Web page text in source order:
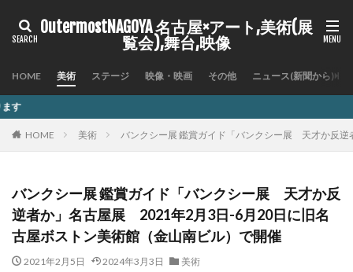
OutermostNAGOYA 名古屋×アート,美術(展
覧会),舞台,映像
HOME 美術 ステージ 映像・映画 その他 ニュース(新聞から)
HOME 美術 バンクシー展 鑑賞ガイド「バンクシー展 天才か反
バンクシー展 鑑賞ガイド「バンクシー展 天才か反
逆者か」名古屋展 2021年2月3日-6月20日に旧名
古屋ボストン美術館（金山南ビル）で開催
2021年2月5日 2024年3月3日 美術